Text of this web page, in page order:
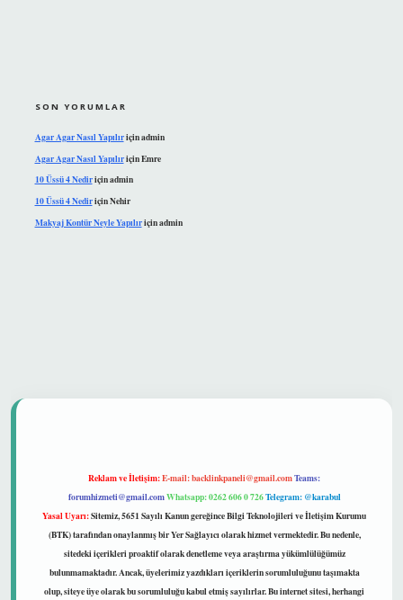
SON YORUMLAR
Agar Agar Nasıl Yapılıriçinadmin
Agar Agar Nasıl YapılıriçinEmre
10 Üssü 4 Nediriçinadmin
10 Üssü 4 NediriçinNehir
Makyaj Kontür Neyle Yapılıriçinadmin
Reklam ve İletişim:E-mail:backlinkpaneli@gmail.comTeams:
forumhizmeti@gmail.comWhatsapp: 0262 606 0 726Telegram: @karabul
Yasal Uyarı:Sitemiz, 5651 Sayılı Kanun gereğince Bilgi Teknolojileri ve İletişim Kurumu
(BTK) tarafından onaylanmış bir Yer Sağlayıcı olarak hizmet vermektedir. Bu nedenle,
sitedeki içerikleri proaktif olarak denetleme veya araştırma yükümlülüğümüz
bulunmamaktadır. Ancak, üyelerimiz yazdıkları içeriklerin sorumluluğunu taşımakta
olup, siteye üye olarak bu sorumluluğu kabul etmiş sayılırlar. Bu internet sitesi, herhangi